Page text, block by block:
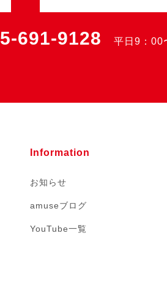
691-9128 平日9：00
Information
お知らせ
amuseブログ
YouTube一覧